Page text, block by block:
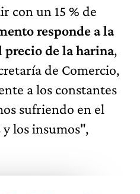
con un 15 % de
responde a la
precio de la harina,
de Comercio,
a los constantes
sufriendo en el
los insumos",